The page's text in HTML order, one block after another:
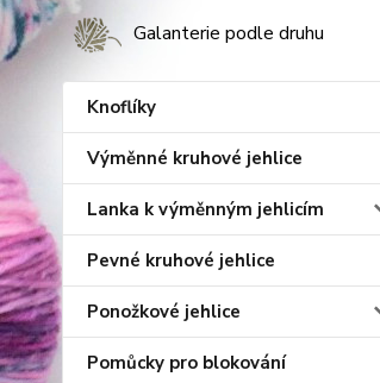
Galanterie podle druhu
Knoflíky
Výměnné kruhové jehlice
Lanka k výměnným jehlicím
Pevné kruhové jehlice
Ponožkové jehlice
Pomůcky pro blokování